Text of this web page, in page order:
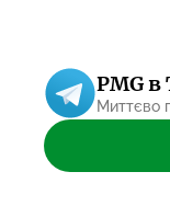
PMG в
Миттєво